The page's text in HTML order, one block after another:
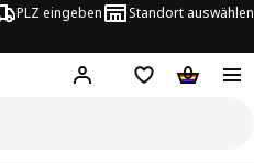
PLZ eingeben Standort auswählen
Hej! Hier einloggen
Merkzettel